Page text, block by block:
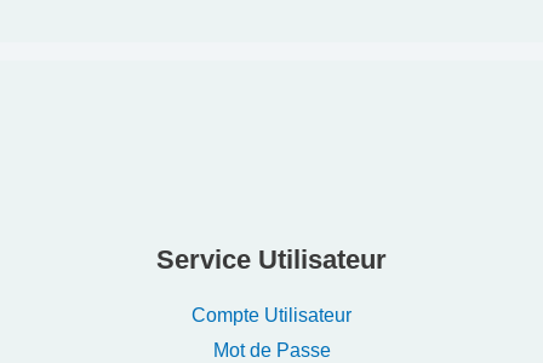
Service Utilisateur
Compte Utilisateur
Mot de Passe